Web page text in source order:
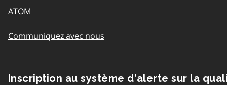
ATOM
Communiquez avec nous
Inscription au système d’alerte sur la